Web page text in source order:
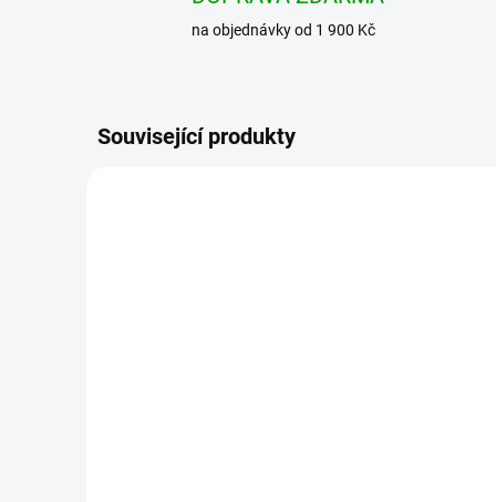
na objednávky od 1 900 Kč
Související produkty